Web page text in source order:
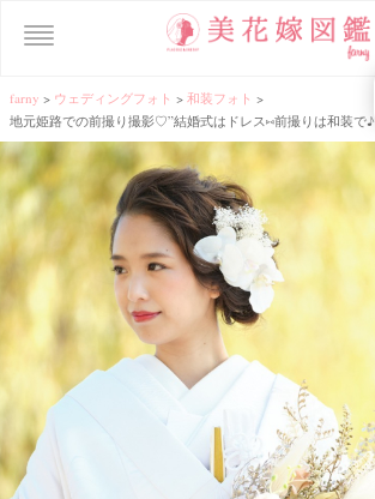
farny > ウェディングフォト > 和装フォト >
地元姫路での前撮り撮影♡”結婚式はドレス⑅前撮りは和装で♪